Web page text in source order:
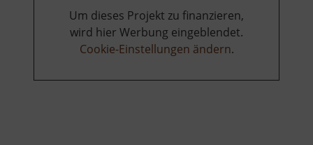
Um dieses Projekt zu finanzieren,
wird hier Werbung eingeblendet.
Cookie-Einstellungen ändern.